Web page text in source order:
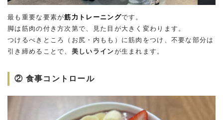
最も重要な要素が筋力トレーニングです。
脚は筋肉の付き方次第で、見た目が大きく変わります。
つけるべきところ（お尻・内もも）に筋肉をつけ、不要な部分は
引き締めることで、 美しいラインが生まれます。
② 食事コントロール